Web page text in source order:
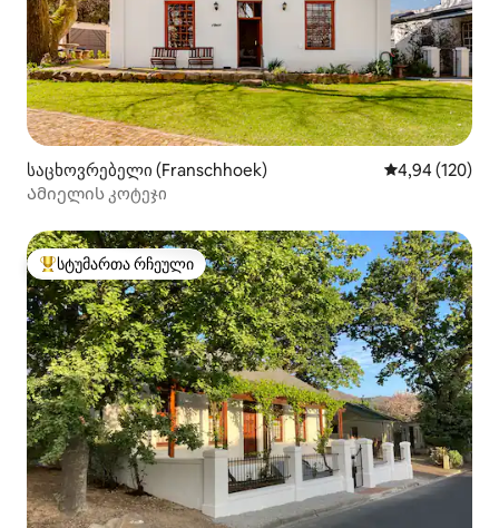
საცხოვრებელი (Franschhoek) საშუალო
4,94 (120)
Ამიელის კოტეჯი
სტუმართა რჩეული მოწინავე ვარიანტი
სტუმართა რჩეული